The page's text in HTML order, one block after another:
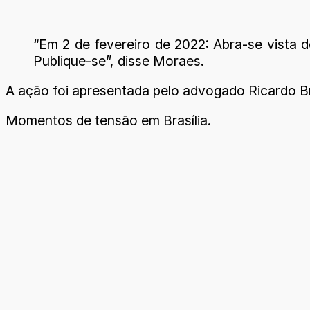
“Em 2 de fevereiro de 2022: Abra-se vista
Publique-se”, disse Moraes.
A ação foi apresentada pelo advogado Ricardo
Momentos de tensão em Brasília.